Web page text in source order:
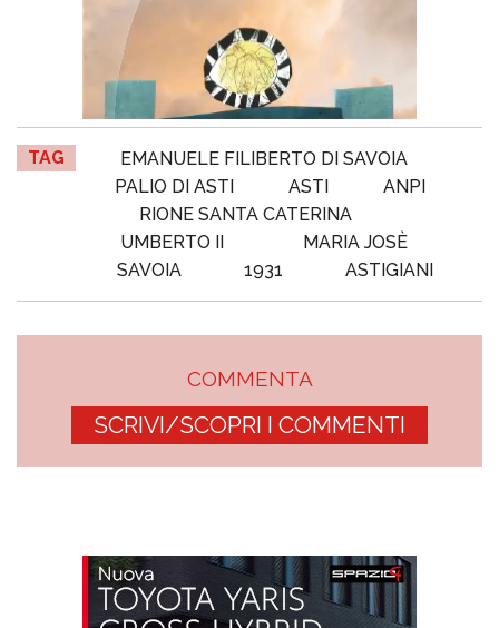
TAG
EMANUELE FILIBERTO DI SAVOIA
PALIO DI ASTI
ASTI
ANPI
RIONE SANTA CATERINA
UMBERTO II
MARIA JOSÈ
SAVOIA
1931 ASTIGIANI
COMMENTA
SCRIVI/SCOPRI I COMMENTI